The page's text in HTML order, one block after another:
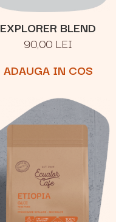
EXPLORER BLEND
90,00 LEI
ADAUGA IN COS